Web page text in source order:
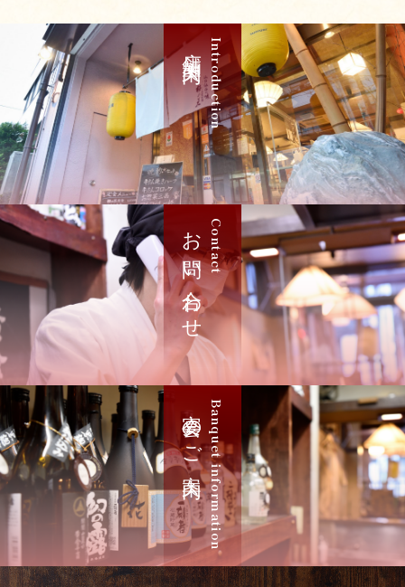
Introduction
店舗案内
Contact
お問い合わせ
Banquet information
宴会のご案内